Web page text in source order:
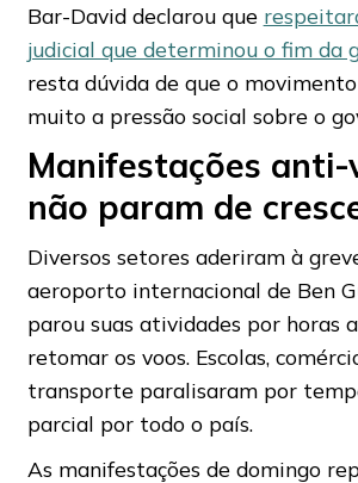
Bar-David declarou que
judicial que determinou o fim da
resta dúvida de que o
muito a pressão social sobre o
Manifestações anti-
não param de
Diversos setores aderiram à
aeroporto internacional de Ben
parou suas atividades por horas
retomar os voos. Escolas,
transporte paralisaram por
parcial por todo o país.
As manifestações de domingo